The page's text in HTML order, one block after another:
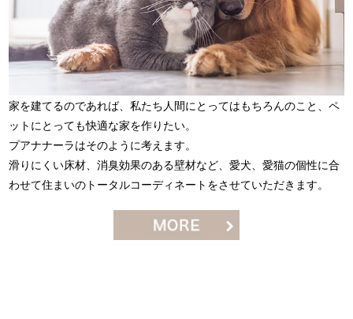
家を建てるのであれば、私たち人間にとってはもちろんのこと、ペ
ットにとっても快適な家を作りたい。
プアナナーラはそのように考えます。
滑りにくい床材、消臭効果のある壁材など、愛犬、愛猫の個性に合
わせて住まいのトータルコーディネートをさせていただきます。